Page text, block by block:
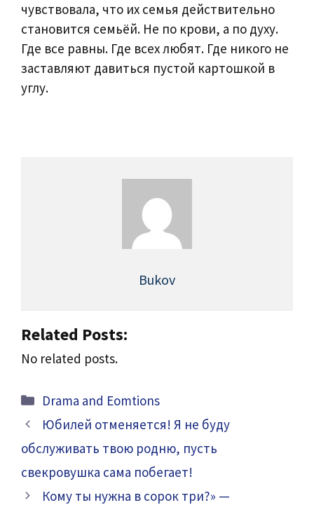
чувствовала, что их семья действительно
становится семьёй. Не по крови, а по духу.
Где все равны. Где всех любят. Где никого не
заставляют давиться пустой картошкой в
углу.
Bukov
Related Posts:
No related posts.
Categories
Drama and Eomtions
Юбилей отменяется! Я не буду
обслуживать твою родню, пусть
свекровушка сама побегает!
Кому ты нужна в сорок три?» —